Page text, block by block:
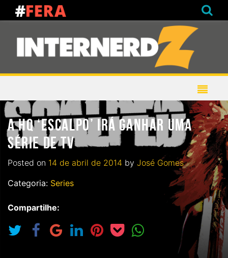
A HQ ‘ESCALPO’ IRÁ GANHAR UMA
SÉRIE DE TV
Posted on 14 de abril de 2014 by José Gomes
Categoria: Series
Compartilhe: